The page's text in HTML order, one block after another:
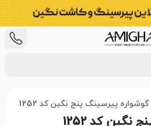
گوشواره پیرسینگ پنج نگین کد 1252
نگین کد 1252